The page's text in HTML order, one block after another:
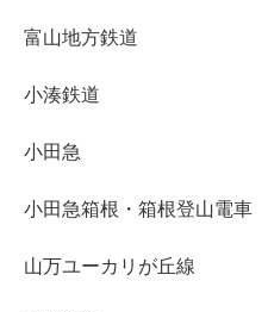
富山地方鉄道
小湊鉄道
小田急
小田急箱根・箱根登山電車
山万ユーカリが丘線